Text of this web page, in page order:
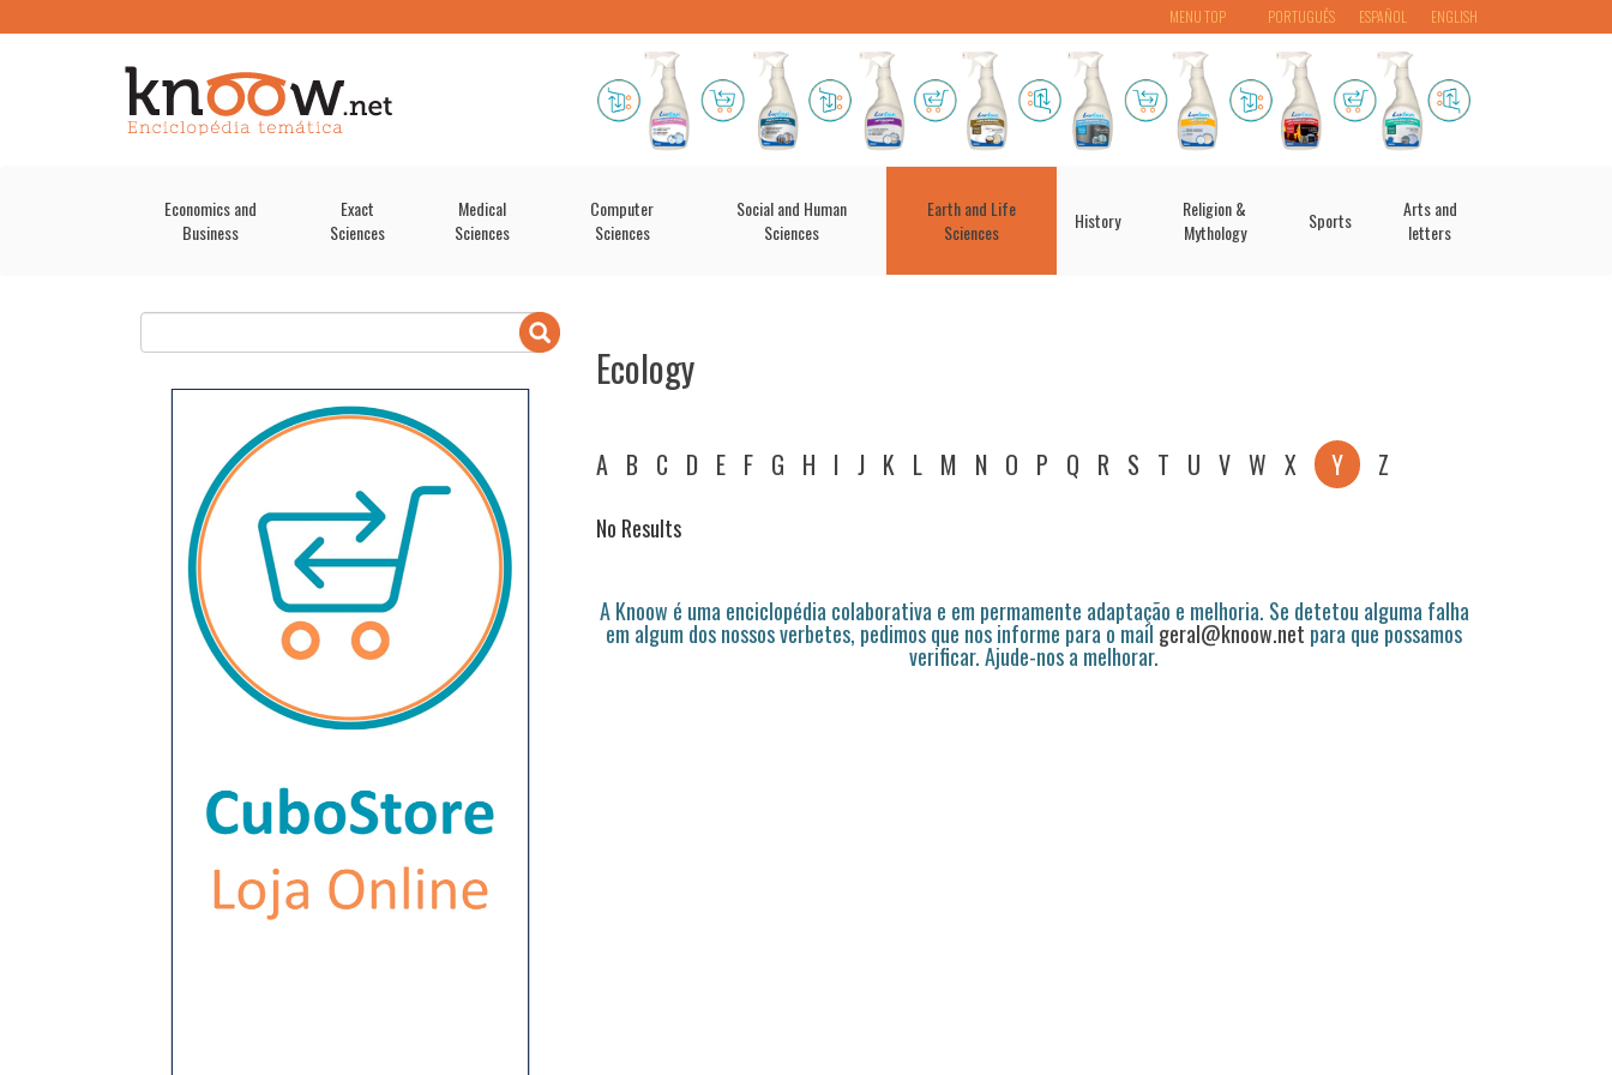
PORTUGUÊS ESPAÑOL ENGLISH
MENU TOP
Economics and
Business
Exact
Sciences
Medical
Sciences
Computer
Sciences
Social and Human
Sciences
Earth and Life
Sciences
History
Religion &
Mythology
Sports
Arts and
letters
Ecology
A B C D E F G H I J K L M N O P Q R S T U V W X Y Z
No Results
A Knoow é uma enciclopédia colaborativa e em permamente adaptação e melhoria. Se detetou alguma falha
em algum dos nossos verbetes, pedimos que nos informe para o mail geral@knoow.net para que possamos
verificar. Ajude-nos a melhorar.